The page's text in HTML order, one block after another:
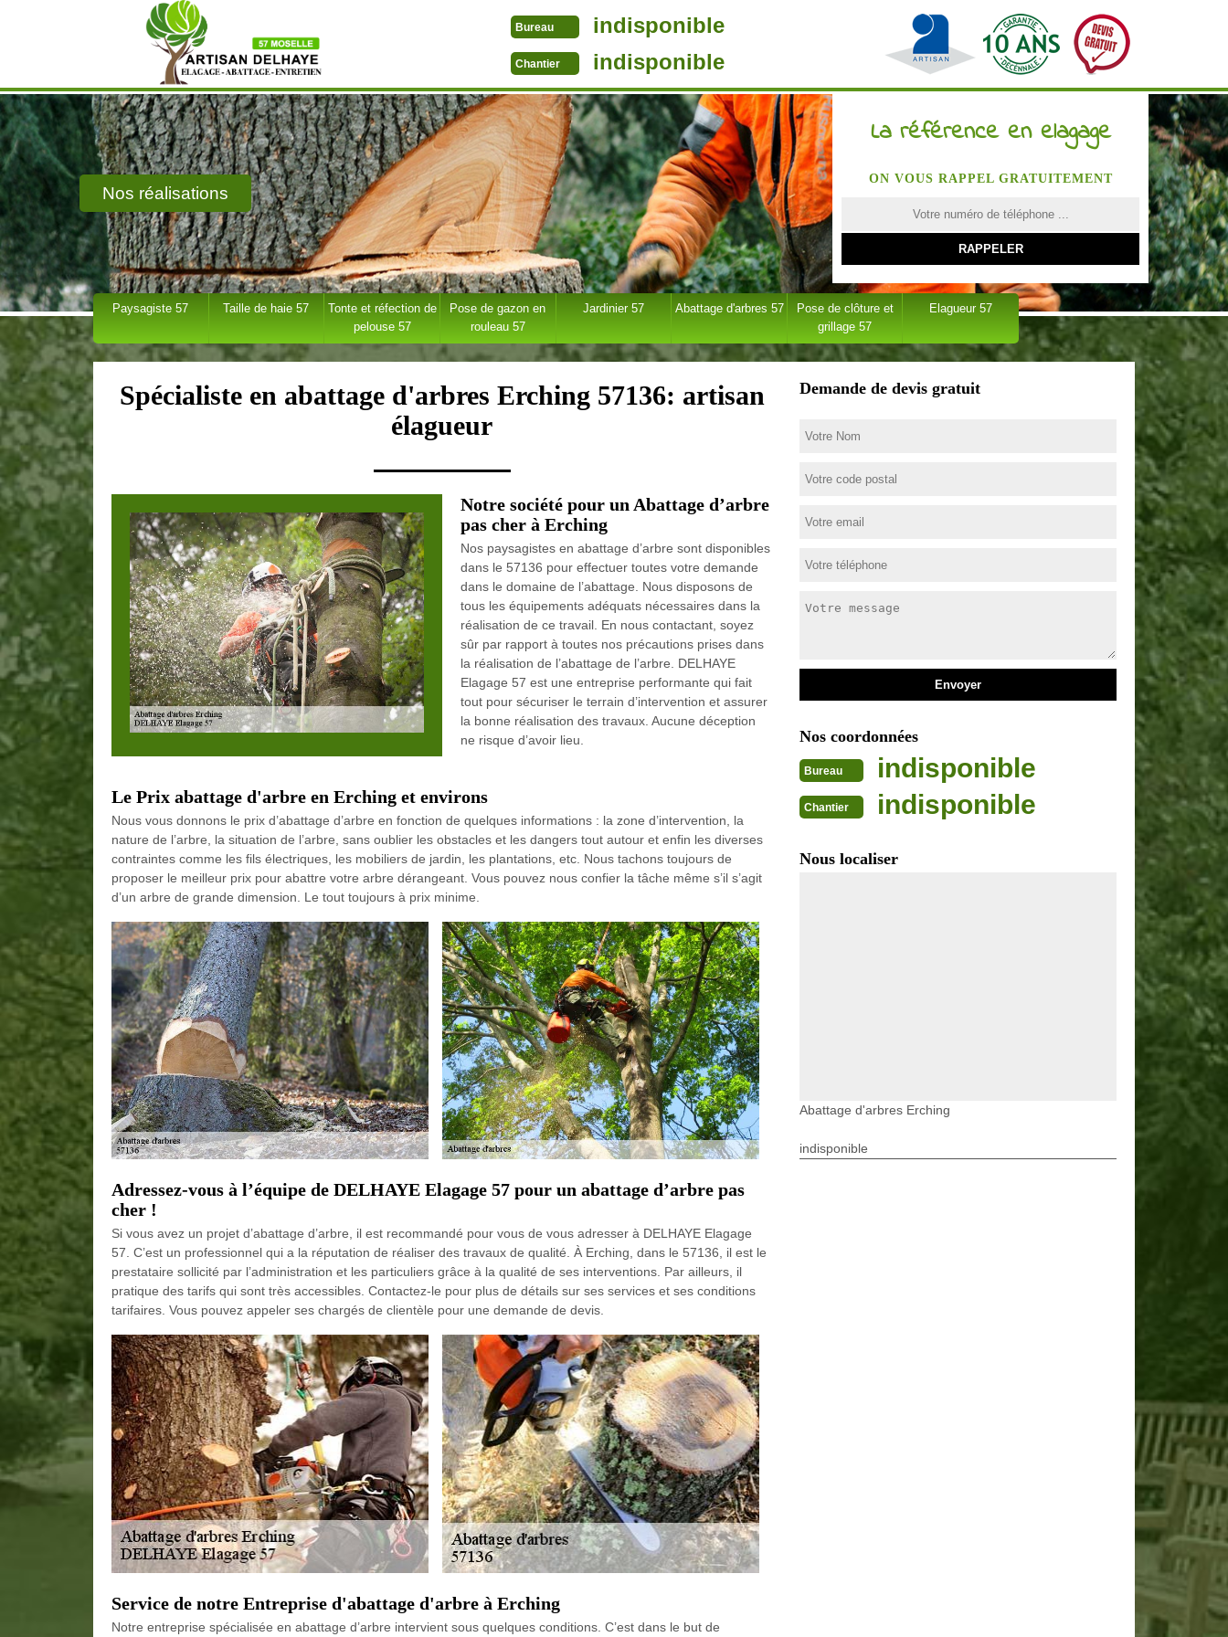
Bureau indisponible
Chantier indisponible
Nos réalisations
La référence en elagage
ON VOUS RAPPEL GRATUITEMENT
Paysagiste 57 Taille de haie 57
Tonte et réfection de
pelouse 57
Pose de gazon en
rouleau 57
Jardinier 57 Abattage d'arbres 57
Pose de clôture et
grillage 57
Elagueur 57
Spécialiste en abattage d'arbres Erching 57136: artisan
élagueur
Notre société pour un Abattage d’arbre
pas cher à Erching
Nos paysagistes en abattage d’arbre sont disponibles
dans le 57136 pour effectuer toutes votre demande
dans le domaine de l’abattage. Nous disposons de
tous les équipements adéquats nécessaires dans la
réalisation de ce travail. En nous contactant, soyez
sûr par rapport à toutes nos précautions prises dans
la réalisation de l’abattage de l’arbre. DELHAYE
Elagage 57 est une entreprise performante qui fait
tout pour sécuriser le terrain d’intervention et assurer
la bonne réalisation des travaux. Aucune déception
ne risque d’avoir lieu.
Le Prix abattage d'arbre en Erching et environs
Nous vous donnons le prix d’abattage d’arbre en fonction de quelques informations : la zone d’intervention, la
nature de l’arbre, la situation de l’arbre, sans oublier les obstacles et les dangers tout autour et enfin les diverses
contraintes comme les fils électriques, les mobiliers de jardin, les plantations, etc. Nous tachons toujours de
proposer le meilleur prix pour abattre votre arbre dérangeant. Vous pouvez nous confier la tâche même s’il s’agit
d’un arbre de grande dimension. Le tout toujours à prix minime.
Adressez-vous à l’équipe de DELHAYE Elagage 57 pour un abattage d’arbre pas
cher !
Si vous avez un projet d’abattage d’arbre, il est recommandé pour vous de vous adresser à DELHAYE Elagage
57. C’est un professionnel qui a la réputation de réaliser des travaux de qualité. À Erching, dans le 57136, il est le
prestataire sollicité par l’administration et les particuliers grâce à la qualité de ses interventions. Par ailleurs, il
pratique des tarifs qui sont très accessibles. Contactez-le pour plus de détails sur ses services et ses conditions
tarifaires. Vous pouvez appeler ses chargés de clientèle pour une demande de devis.
Service de notre Entreprise d'abattage d'arbre à Erching
Notre entreprise spécialisée en abattage d’arbre intervient sous quelques conditions. C’est dans le but de
Demande de devis gratuit
Nos coordonnées
Bureau indisponible
Chantier indisponible
Nous localiser
Abattage d'arbres Erching
indisponible